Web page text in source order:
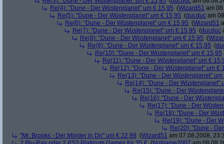
Re(4): "Dune - Der Wüstenplanet" um € 15,95 (Wizard51 am
Re(5): "Dune - Der Wüstenplanet" um € 15,95 (ducduc am
Re(6): "Dune - Der Wüstenplanet" um € 15,95 (Wizard51
Re(7): "Dune - Der Wüstenplanet" um € 15,95 (ducduc
Re(8): "Dune - Der Wüstenplanet" um € 15,95 (
Re(9): "Dune - Der Wüstenplanet" um € 15,95 (
Re(10): "Dune - Der Wüstenplanet" um € 15,95
Re(11): "Dune - Der Wüstenplanet" um €
Re(12): "Dune - Der Wüstenplanet" um €
Re(13): "Dune - Der Wüstenplanet"
Re(14): "Dune - Der Wüstenplanet"
Re(15): "Dune - Der
Re(16): "Dune - Der
Re(17): "Dune - Der
Re(18): "Dune - Der
Re(19): "Dune - Der
Re(20): "Dune -
"Mr. Brooks - Der Mörder in Dir" um € 22,99 (Wizard51 am 07.08.2008,